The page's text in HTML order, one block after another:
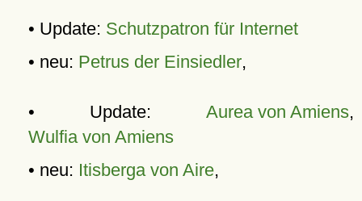
• Update: Schutzpatron für Internet
• neu: Petrus der Einsiedler,
• Update: Aurea von Amiens,
Wulfia von Amiens
• neu: Itisberga von Aire,